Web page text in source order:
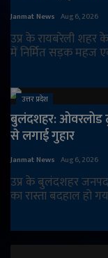
Janmat News Aug 6, 2026
उप्र के रायबरेली शहर
में निर्मित सड़क महज
उत्तर प्रदेश
बुलंदशहर: ओवरलोड
से लगाई गुहार
Janmat News Aug 6, 2026
उप्र के बुलंदशहर जनपद
का रास्ता बदहाल हो